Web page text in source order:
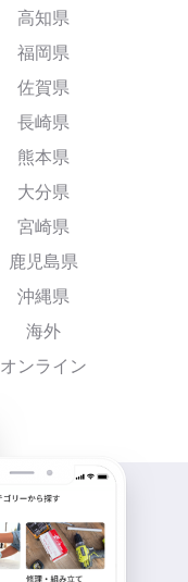
高知県
福岡県
佐賀県
長崎県
熊本県
大分県
宮崎県
鹿児島県
沖縄県
海外
オンライン